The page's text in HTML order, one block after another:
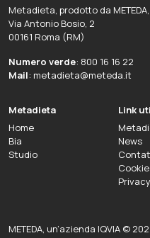
Metadieta
Home
Bia
Studio
Link
News
Metadieta, prodotto da
Via Antonio Bosio, 2
00161 Roma (RM)
Numero verde: 800 16 16 22
Mail: metadieta@meteda.it
METEDA, un’azienda IQVIA ©